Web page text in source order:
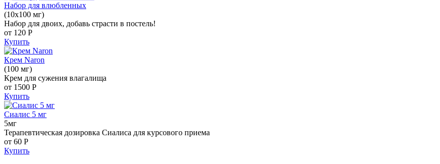
Набор для влюбленных
(10х100 мг)
Набор для двоих, добавь страсти в постель!
от 120 Р
Купить
Крем Naron
(100 мг)
Крем для сужения влагалища
от 1500 Р
Купить
Сиалис 5 мг
5мг
Терапевтическая дозировка Сиалиса для курсового приема
от 60 Р
Купить